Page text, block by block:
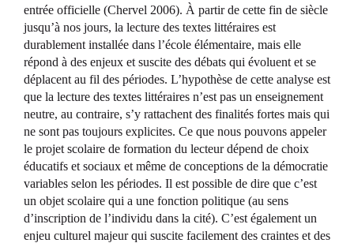
entrée officielle (Chervel 2006). À partir de cette fin de siècle
jusqu’à nos jours, la lecture des textes littéraires est
durablement installée dans l’école élémentaire, mais elle
répond à des enjeux et suscite des débats qui évoluent et se
déplacent au fil des périodes. L’hypothèse de cette analyse est
que la lecture des textes littéraires n’est pas un enseignement
neutre, au contraire, s’y rattachent des finalités fortes mais qui
ne sont pas toujours explicites. Ce que nous pouvons appeler
le projet scolaire de formation du lecteur dépend de choix
éducatifs et sociaux et même de conceptions de la démocratie
variables selon les périodes. Il est possible de dire que c’est
un objet scolaire qui a une fonction politique (au sens
d’inscription de l’individu dans la cité). C’est également un
enjeu culturel majeur qui suscite facilement des craintes et des